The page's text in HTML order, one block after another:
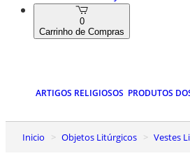
0
Carrinho de Compras
ARTIGOS RELIGIOSOS PRODUTOS
Inicio Objetos Litúrgicos Vestes